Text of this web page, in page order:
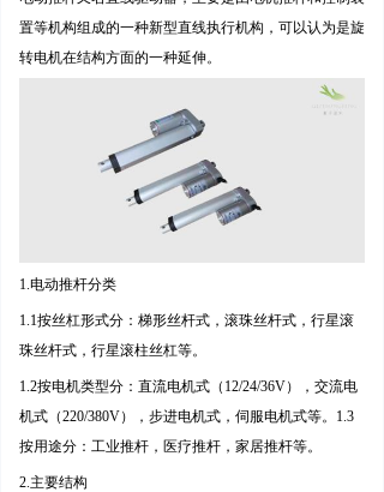
置等机构组成的一种新型直线执行机构，可以认为是旋
转电机在结构方面的一种延伸。
1.电动推杆分类
1.1按丝杠形式分：梯形丝杆式，滚珠丝杆式，行星滚
珠丝杆式，行星滚柱丝杠等。
1.2按电机类型分：直流电机式 （ 12/24/36V），交流电
机式 （220/380V），步进电机式，伺服电机式等。 1.3
按用途分：工业推杆，医疗推杆，家居推杆等。
2.主要结构